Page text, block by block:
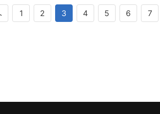
1 2 3 4 5 6 7